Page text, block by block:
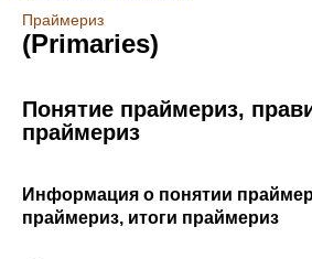
Праймериз
(Primaries)
Понятие праймериз,
праймериз
Информация о понятии
праймериз, итоги праймериз